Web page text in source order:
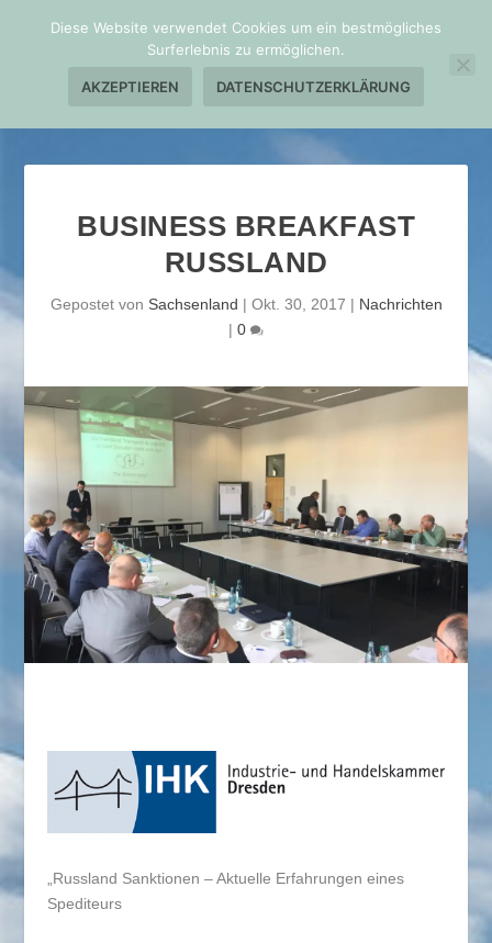
BUSINESS BREAKFAST
RUSSLAND
Gepostet von Sachsenland | Okt. 30, 2017 | Nachrichten
| 0
„Russland Sanktionen – Aktuelle Erfahrungen eines
Spediteurs
Diese Website verwendet Cookies um ein bestmögliches
Surferlebnis zu ermöglichen.
AKZEPTIEREN DATENSCHUTZERKLÄRUNG